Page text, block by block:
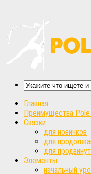
Главная
Преимущества Pole
Связки
для новичков
для
для
Элементы
начальный